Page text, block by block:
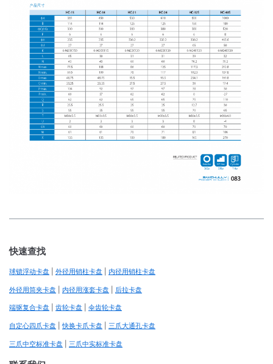
快速查找
球锁浮动卡盘 外径用销柱卡盘 内径用销柱卡盘
外径用筒夹卡盘 内径用涨套卡盘 后拉卡盘
端驱复合卡盘 齿轮卡盘 伞齿轮卡盘
自定心四爪卡盘 |快换卡爪卡盘 三爪大通孔卡盘
三爪中空标准卡盘 三爪中实标准卡盘